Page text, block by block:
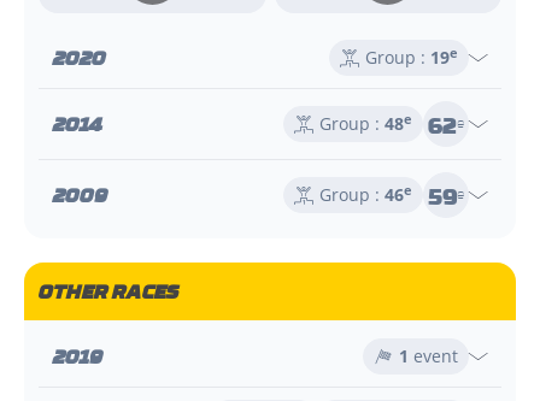
2020 Group : 19e
2014 Group : 48e 62e
2009 Group : 46e 59e
OTHER RACES
2019 1 event